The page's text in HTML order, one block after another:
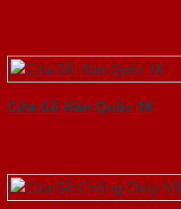
Cửa Gỗ Hàn Quốc 1K